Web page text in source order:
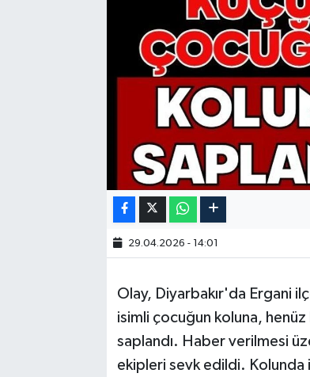
29.04.2026 - 14:01
Olay, Diyarbakır'da Ergani
isimli çocuğun koluna,
saplandı. Haber verilmesi
ekipleri sevk edildi.